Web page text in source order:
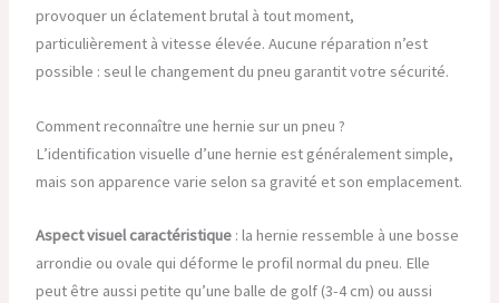
provoquer un éclatement brutal à tout moment,
particulièrement à vitesse élevée. Aucune réparation n’est
possible : seul le changement du pneu garantit votre sécurité.
Comment reconnaître une hernie sur un pneu ?
L’identification visuelle d’une hernie est généralement simple,
mais son apparence varie selon sa gravité et son emplacement.
Aspect visuel caractéristique: la hernie ressemble à une bosse
arrondie ou ovale qui déforme le profil normal du pneu. Elle
peut être aussi petite qu’une balle de golf (3-4 cm) ou aussi